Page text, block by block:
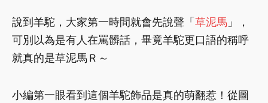
說到羊駝，大家第一時間就會先說聲「草泥馬 」，
可別以為是有人在罵髒話，畢竟羊駝更口語的稱呼
就真的是草泥馬Ｒ～
小編第一眼看到這個羊駝飾品是真的萌翻惹！從圖